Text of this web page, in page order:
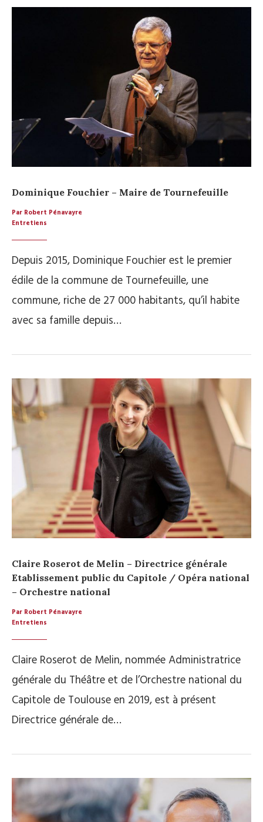
Dominique Fouchier – Maire de Tournefeuille
Par Robert Pénavayre
Entretiens
Depuis 2015, Dominique Fouchier est le premier
édile de la commune de Tournefeuille, une
commune, riche de 27 000 habitants, qu’il habite
avec sa famille depuis…
Claire Roserot de Melin – Directrice générale
Etablissement public du Capitole / Opéra national
– Orchestre national
Par Robert Pénavayre
Entretiens
Claire Roserot de Melin, nommée Administratrice
générale du Théâtre et de l’Orchestre national du
Capitole de Toulouse en 2019, est à présent
Directrice générale de…